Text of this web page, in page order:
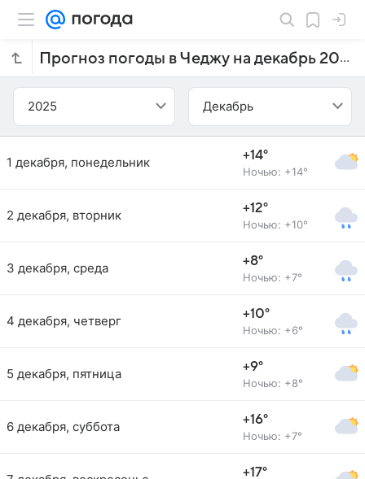
Прогноз погоды в Чеджу на декабрь 2025 года
2025 Декабрь
1 декабря, понедельник +14°
Ночью: +14°
2 декабря, вторник +12°
Ночью: +10°
3 декабря, среда +8°
Ночью: +7°
4 декабря, четверг +10°
Ночью: +6°
5 декабря, пятница +9°
Ночью: +8°
6 декабря, суббота +16°
Ночью: +7°
+17°